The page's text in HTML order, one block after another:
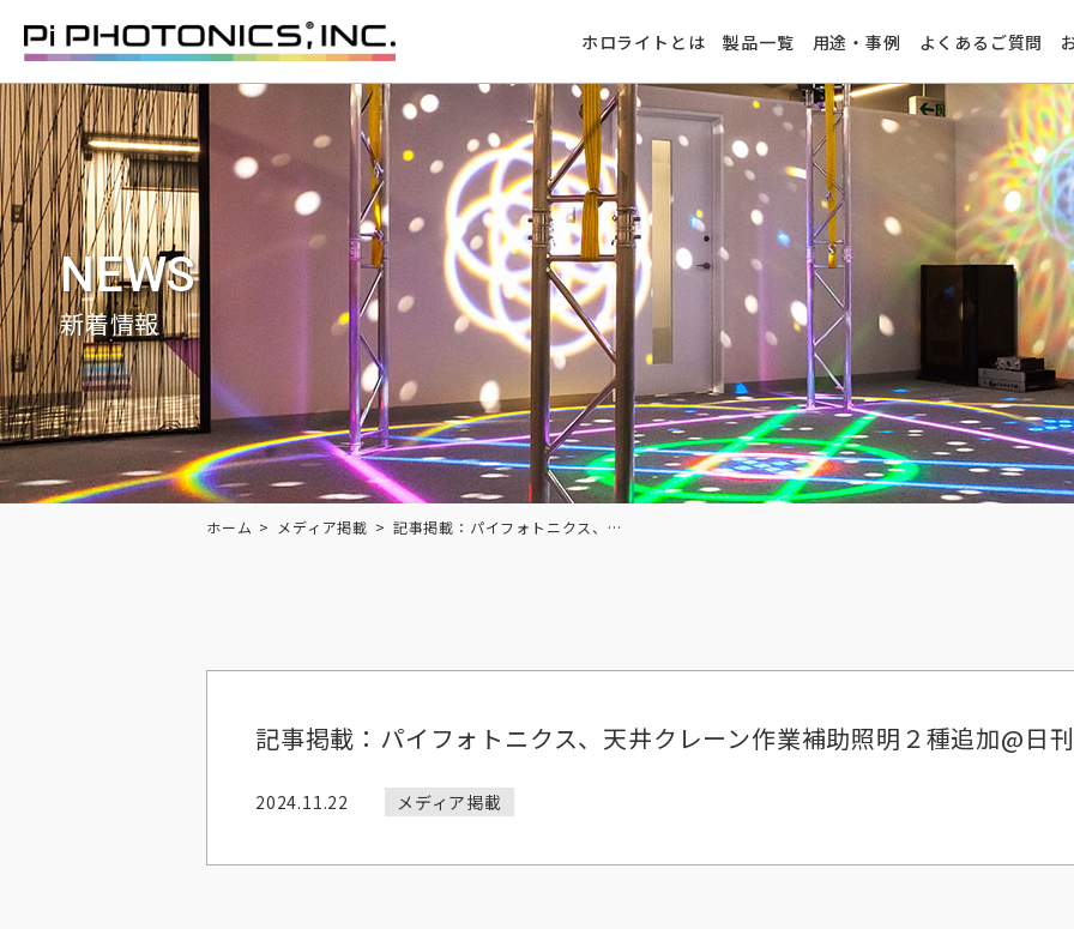
ホロライトとは 製品一覧 用途・事例 よくあるご質問
NEWS
新着情報
ホーム メディア掲載 記事掲載：パイフォトニクス、天井クレーン作業補助照明２種追加@日刊工業新聞
記事掲載：パイフォトニクス、天井クレーン作業補助照明２種追加@日
2024.11.22 メディア掲載